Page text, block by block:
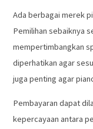
Ada berbagai merek
Pemilihan sebaiknya
mempertimbangkan
diperhatikan agar
juga penting agar
Pembayaran dapat
kepercayaan antara